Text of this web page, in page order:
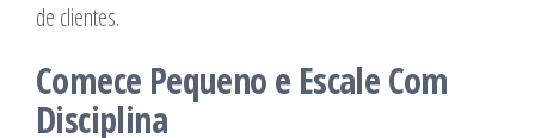
de clientes.
Comece Pequeno e Escale Com
Disciplina